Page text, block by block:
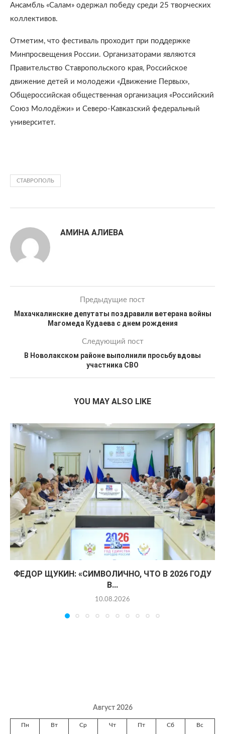
Ансамбль «Салам» одержал победу среди 25 творческих
коллективов.
Отметим, что фестиваль проходит при поддержке
Минпросвещения России. Организаторами являются
Правительство Ставропольского края, Российское
движение детей и молодежи «Движение Первых»,
Общероссийская общественная организация «Российский
Союз Молодёжи» и Северо-Кавказский федеральный
университет.
СТАВРОПОЛЬ
АМИНА АЛИЕВА
Предыдущие пост
Махачкалинские депутаты поздравили ветерана войны
Магомеда Кудаева с днем рождения
Следующий пост
В Новолакском районе выполнили просьбу вдовы
участника СВО
YOU MAY ALSO LIKE
ФЕДОР ЩУКИН: «СИМВОЛИЧНО, ЧТО В 2026 ГОДУ
В...
10.08.2026
Август 2026
Пн Вт Ср Чт Пт Сб Вс